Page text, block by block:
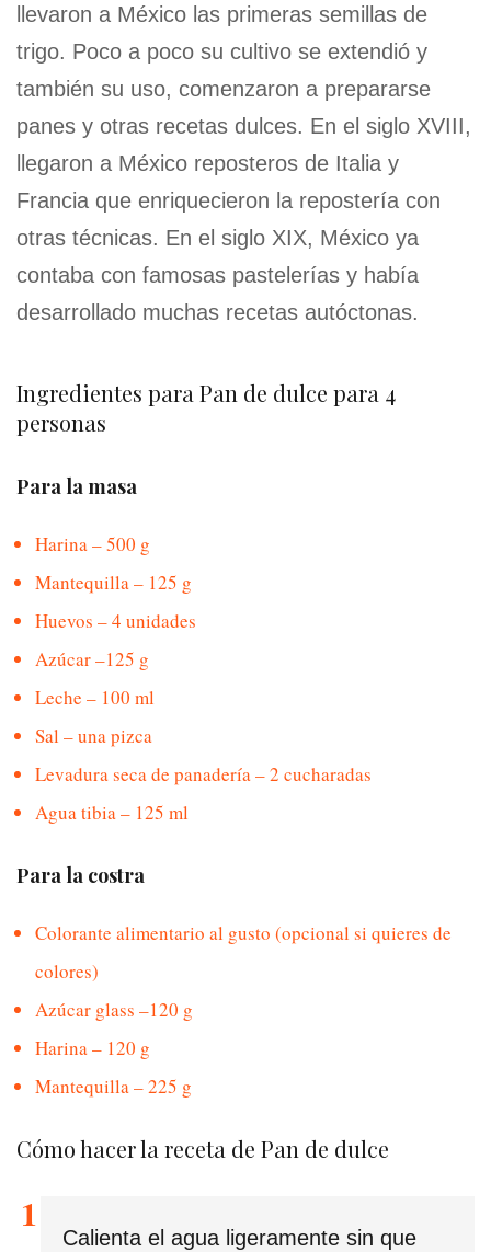
llevaron a México las primeras semillas de
trigo. Poco a poco su cultivo se extendió y
también su uso, comenzaron a prepararse
panes y otras recetas dulces. En el siglo XVIII,
llegaron a México reposteros de Italia y
Francia que enriquecieron la repostería con
otras técnicas. En el siglo XIX, México ya
contaba con famosas pastelerías y había
desarrollado muchas recetas autóctonas.
Ingredientes para Pan de dulce para 4
personas
Para la masa
Harina – 500 g
Mantequilla – 125 g
Huevos – 4 unidades
Azúcar –125 g
Leche – 100 ml
Sal – una pizca
Levadura seca de panadería – 2 cucharadas
Agua tibia – 125 ml
Para la costra
Colorante alimentario al gusto (opcional si quieres de
colores)
Azúcar glass –120 g
Harina – 120 g
Mantequilla – 225 g
Cómo hacer la receta de Pan de dulce
Calienta el agua ligeramente sin que